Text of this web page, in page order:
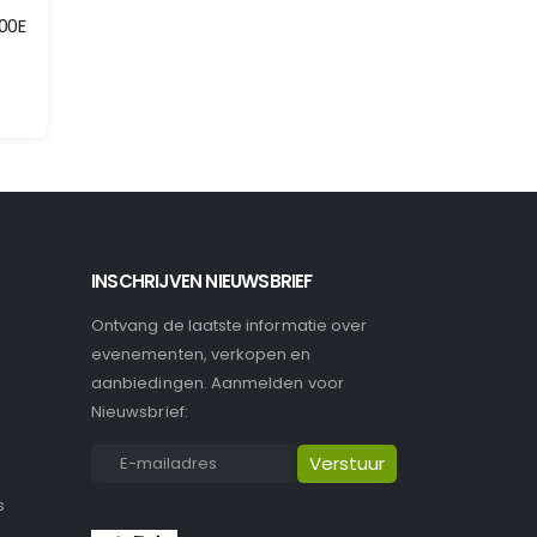
INSCHRIJVEN NIEUWSBRIEF
Ontvang de laatste informatie over
evenementen, verkopen en
aanbiedingen. Aanmelden voor
Nieuwsbrief: